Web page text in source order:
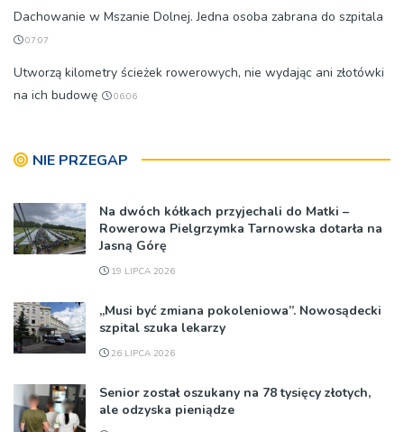
Dachowanie w Mszanie Dolnej. Jedna osoba zabrana do szpitala
07:07
Utworzą kilometry ścieżek rowerowych, nie wydając ani złotówki
na ich budowę
06:06
NIE PRZEGAP
Na dwóch kółkach przyjechali do Matki –
Rowerowa Pielgrzymka Tarnowska dotarła na
Jasną Górę
19 LIPCA 2026
„Musi być zmiana pokoleniowa”. Nowosądecki
szpital szuka lekarzy
26 LIPCA 2026
Senior został oszukany na 78 tysięcy złotych,
ale odzyska pieniądze